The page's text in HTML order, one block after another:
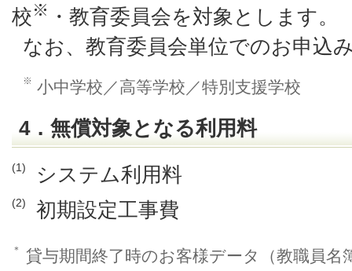
校※ ・教育委員会を対象とします。
なお、教育委員会単位でのお申込
※ 小中学校／高等学校／特別支援学校
4．無償対象となる利用料
(1) システム利用料
(2) 初期設定工事費
＊
貸与期間終了時のお客様データ（教職員名